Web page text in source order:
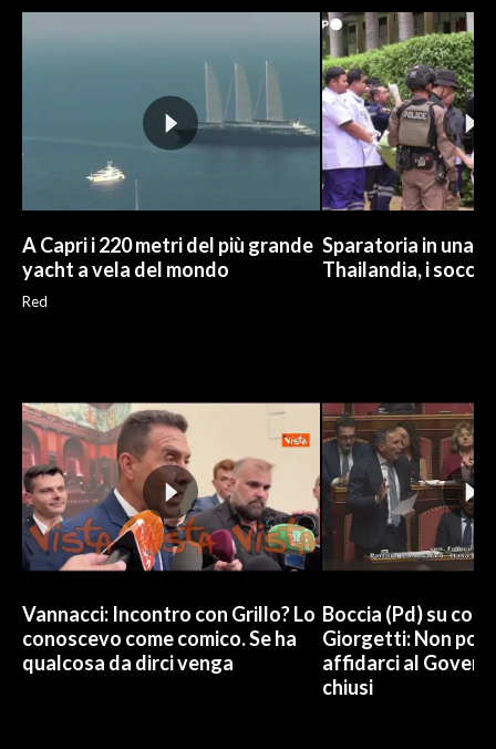
ANNUNCI
A Capri i 220 metri del più grande
yacht a vela del mondo
Red
Sparatoria in una
Thailandia, i
Vannacci: Incontro con Grillo? Lo
conoscevo come comico. Se ha
qualcosa da dirci venga
Boccia (Pd) su
Giorgetti: Non
affidarci al
chiusi